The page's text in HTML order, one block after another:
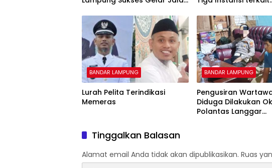
Tanah Jalan Tol
BANDAR LAMPUNG
Lurah Pelita Terindikasi
Memeras
BANDAR LAMPUNG
Pengusiran
Diduga Dilakukan
Polantas Langgar
Tinggalkan Balasan
Alamat email Anda tidak akan dipublikasikan. Ruas